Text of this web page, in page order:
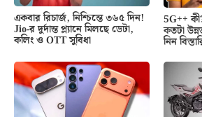
একবার রিচার্জ, নিশ্চিন্তে ৩৬৫ দিন!
Jio-র দুর্দান্ত প্ল্যানে মিলছে ডেটা,
কলিং ও OTT সুবিধা
5G++
কতটা
নিন